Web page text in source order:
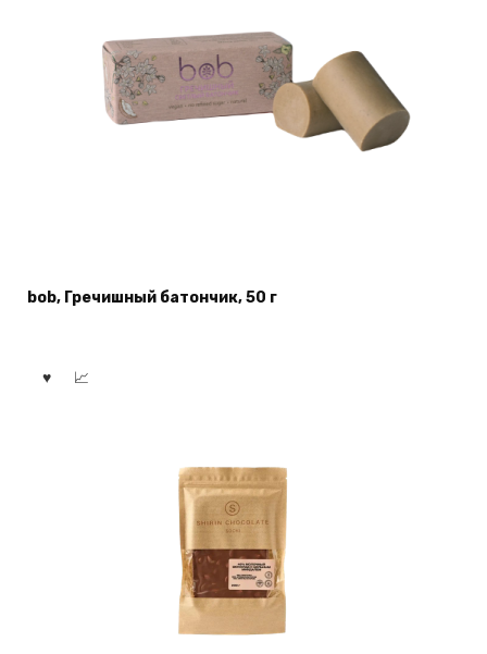
bob, Гречишный батончик, 50 г